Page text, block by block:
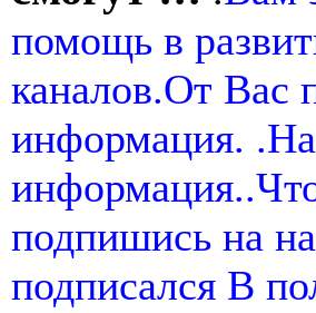
помощь в
каналов.От Вас
информация.
подпишись на
подписался В